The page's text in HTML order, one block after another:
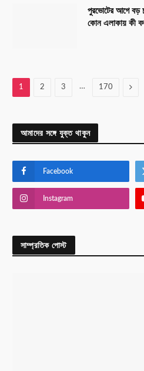
পুরভোটের আগে বড়
কোন এলাকায় কী
1 2 3 … 170 Next
আমাদের সঙ্গে যুক্ত থাকুন
Facebook
Instagram
সাম্প্রতিক পোস্ট